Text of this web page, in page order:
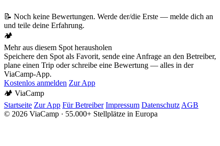
📝 Noch keine Bewertungen. Werde der/die Erste — melde dich an
und teile deine Erfahrung.
🏕️
Mehr aus diesem Spot herausholen
Speichere den Spot als Favorit, sende eine Anfrage an den Betreiber,
plane einen Trip oder schreibe eine Bewertung — alles in der
ViaCamp-App.
Kostenlos anmelden Zur App
🏕️ ViaCamp
Startseite Zur App Für Betreiber Impressum Datenschutz AGB
© 2026 ViaCamp · 55.000+ Stellplätze in Europa